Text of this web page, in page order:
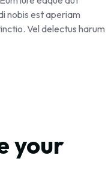
nobis est aperiam
Vel delectus harum
your